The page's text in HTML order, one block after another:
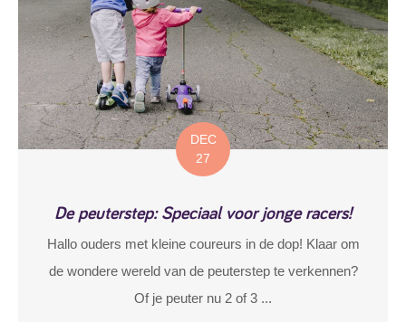
DEC
27
De peuterstep: Speciaal voor jonge racers!
Hallo ouders met kleine coureurs in de dop! Klaar om
de wondere wereld van de peuterstep te verkennen?
Of je peuter nu 2 of 3 ...